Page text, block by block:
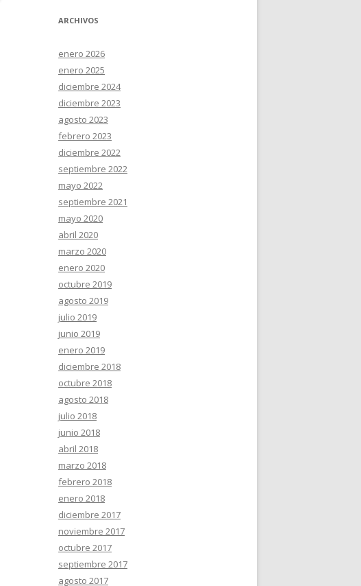
ARCHIVOS
enero 2026
enero 2025
diciembre 2024
diciembre 2023
agosto 2023
febrero 2023
diciembre 2022
septiembre 2022
mayo 2022
septiembre 2021
mayo 2020
abril 2020
marzo 2020
enero 2020
octubre 2019
agosto 2019
julio 2019
junio 2019
enero 2019
diciembre 2018
octubre 2018
agosto 2018
julio 2018
junio 2018
abril 2018
marzo 2018
febrero 2018
enero 2018
diciembre 2017
noviembre 2017
octubre 2017
septiembre 2017
agosto 2017